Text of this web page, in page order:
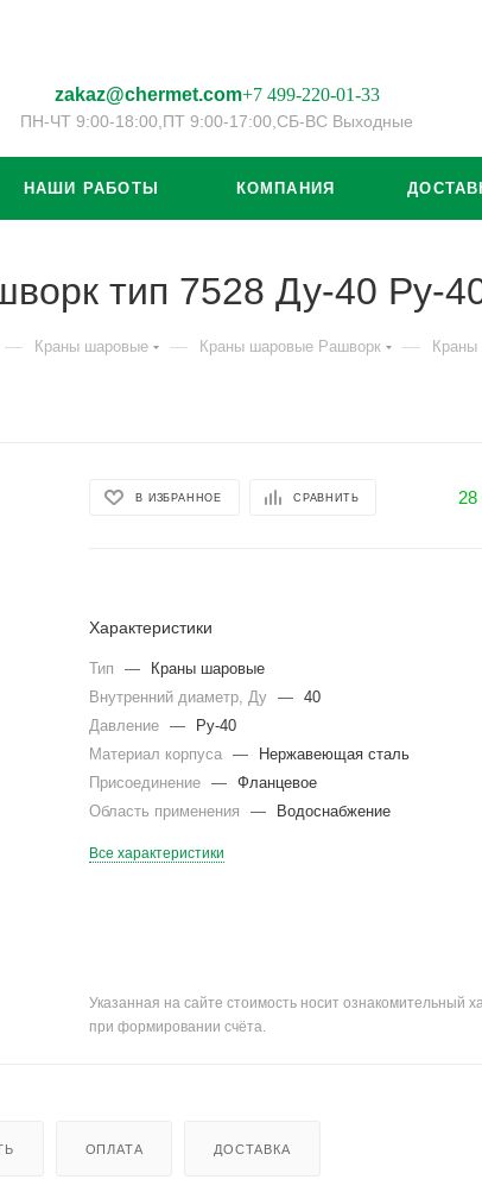
zakaz@chermet.com+7 499-220-01-33
ПН-ЧТ 9:00-18:00, ПТ 9:00-17:00, СБ-ВС Выходные
НАШИ РАБОТЫ КОМПАНИЯ
тип 7528 Ду-40 Ру-
— Краны шаровые — Краны шаровые Рашворк — Краны
В ИЗБРАННОЕ СРАВНИТЬ
Характеристики
Тип —
Краны шаровые
Внутренний диаметр, Ду
—
40
Давление
—
Ру-40
Материал корпуса
—
Нержавеющая сталь
Присоединение
—
Фланцевое
Область применения
— Водоснабжение
Все характеристики
Указанная на сайте стоимость носит ознакомительный
при формировании счёта.
ОПЛАТА ДОСТАВКА